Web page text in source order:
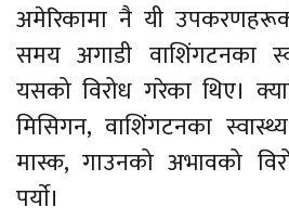
अमेरिकामा नै यी
समय अगाडी वाशिंगटनका
यसको विरोध गरेका थिए।
मिसिगन, वाशिंगटनका
मास्क, गाउनको अभावको
पर्याे।